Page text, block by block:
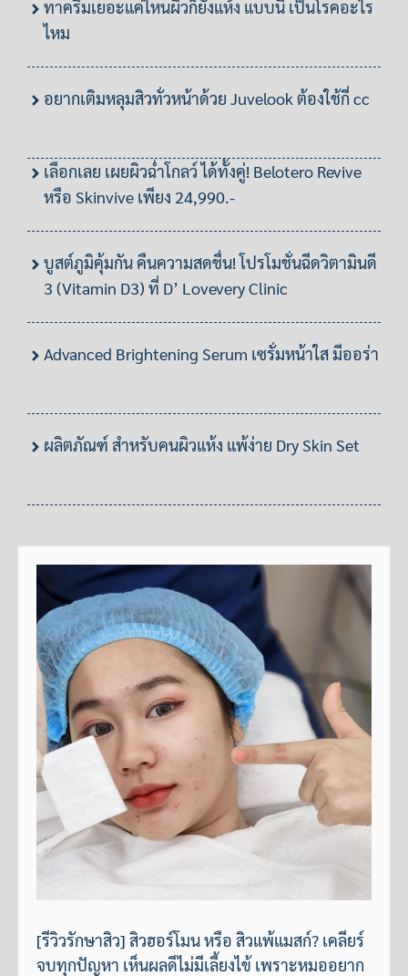
ทาครีมเยอะแค่ไหนผิวก็ยังแห้ง แบบนี้ เป็นโรคอะไร
ไหม
อยากเติมหลุมสิวทั่วหน้าด้วย Juvelook ต้องใช้กี่ cc
เลือกเลย เผยผิวฉ่ำโกลว์ ได้ทั้งคู่! Belotero Revive
หรือ Skinvive เพียง 24,990.-
บูสต์ภูมิคุ้มกัน คืนความสดชื่น! โปรโมชั่นฉีดวิตามินดี
3 (Vitamin D3) ที่ D’ Lovevery Clinic
Advanced Brightening Serum เซรั่มหน้าใส มีออร่า
ผลิตภัณฑ์ สำหรับคนผิวแห้ง แพ้ง่าย Dry Skin Set
[รีวิวรักษาสิว] สิวฮอร์โมน หรือ สิวแพ้แมสก์? เคลียร์
จบทุกปัญหา เห็นผลดีไม่มีเลี้ยงไข้ เพราะหมออยาก